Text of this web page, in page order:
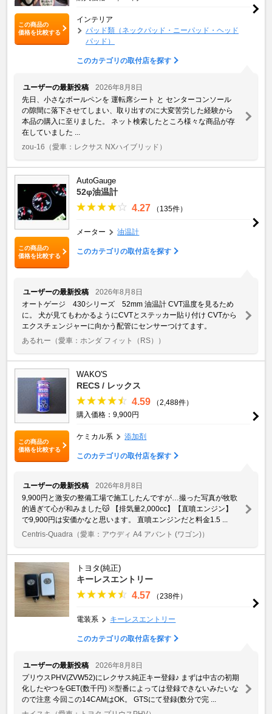
この商品の
価格を比較する
インテリア
パッド類（ネックパッド・ニーパッド・ヘッド
パッド）
このカテゴリの取付店を探す
ユーザーの最新投稿
2026年8月8日
先日、小さなボールペンを 運転席シート と センターコンソール
の隙間に落下させてしまい、取り出すのに大変苦労した経験から
本品の購入に至りました。 ネット検索したところ様々な商品が存
在していました ...
zou-16 （愛車：レクサス NXハイブリッド）
この商品の
価格を比較する
AutoGauge
52φ油温計
4.27 （135件）
メーター 油温計
このカテゴリの取付店を探す
ユーザーの最新投稿
2026年8月8日
オートゲージ 430シリーズ 52mm 油温計 CVT温度を見るため
に。 犬が見てもわかるようにCVTとステッカー貼り付け CVTから
エクスチェンジャーに向かう配管にセンサーつけてます。
あるれー （愛車：ホンダ フィット（RS））
この商品の
価格を比較する
WAKO'S
RECS / レックス
4.59
（2,488件）
購入価格：9,900円
ケミカル系 添加剤
このカテゴリの取付店を探す
ユーザーの最新投稿
2026年8月8日
9,900円と激安の整備工場で施工したんですが…撮った写真が牧歌
的過ぎて心が和みました😽 【排気量2,000cc】【直噴エンジン】
で9,900円は安価かなと思います。 直噴エンジンだと料金1.5 ...
Centris-Quadra （愛車：アウディ A4 アバント (ワゴン)）
トヨタ(純正)
キーレスエントリー
4.57 （238件）
電装系 キーレスエントリー
このカテゴリの取付店を探す
ユーザーの最新投稿
2026年8月8日
プリウスPHV(ZVW52)にレクサス純正キー登録♪ まずは中古の初期
化したやつをGET(数千円) ※型番によっては登録できないみたいな
ので注意 今回この14CAMはOK。 GTSにて登録(数分で完 ...